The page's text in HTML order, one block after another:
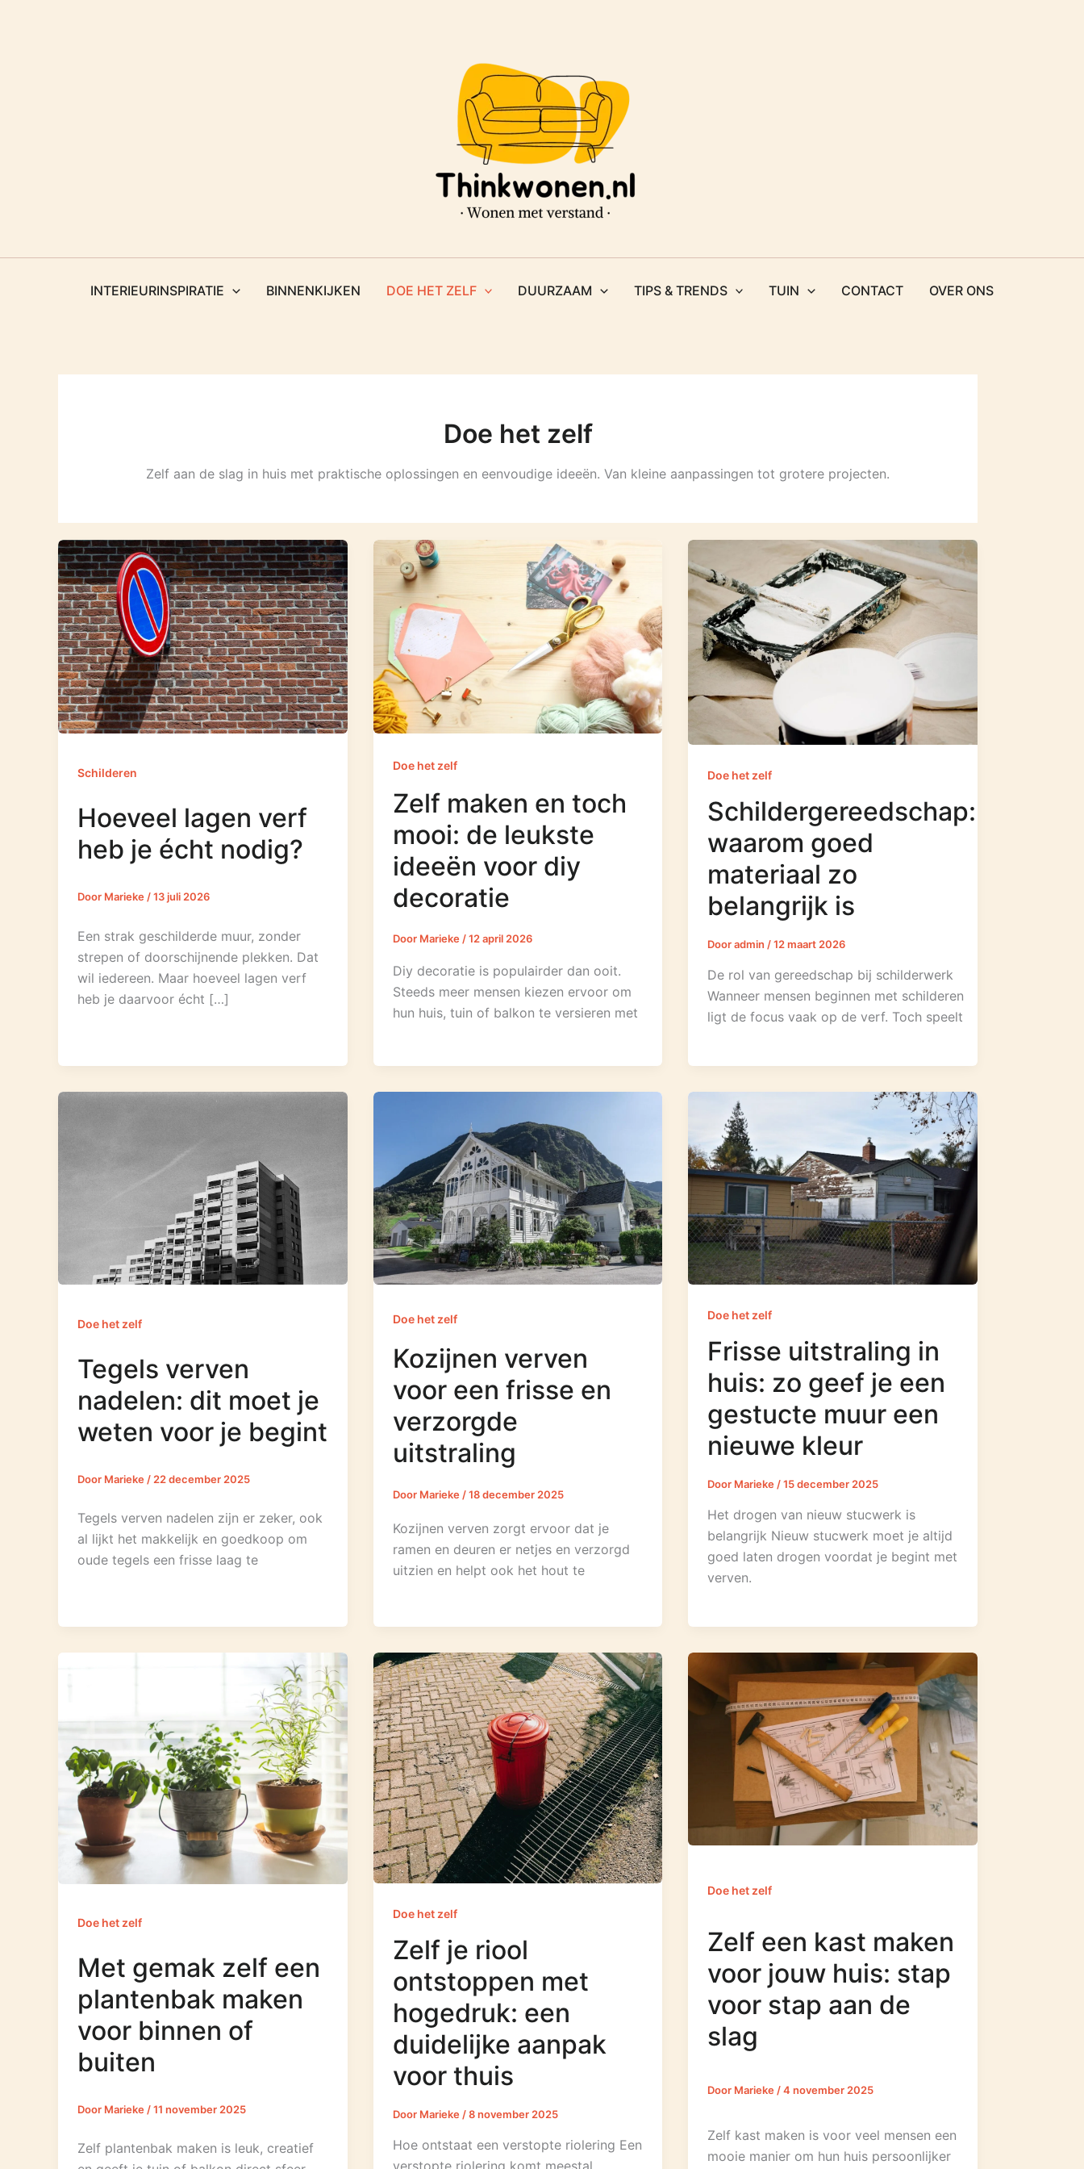
INTERIEURINSPIRATIE BINNENKIJKEN DOE HET ZELF DUURZAAM TIPS & TRENDS TUIN CONTACT OVER ONS
Doe het zelf
Zelf aan de slag in huis met praktische oplossingen en eenvoudige ideeën. Van kleine aanpassingen tot grotere projecten.
Schilderen
Hoeveel lagen verf
heb je écht nodig?
Door Marieke /13 juli 2026
Een strak geschilderde muur, zonder
strepen of doorschijnende plekken. Dat
wil iedereen. Maar hoeveel lagen verf
heb je daarvoor écht […]
Doe het zelf
Zelf maken en toch
mooi: de leukste
ideeën voor diy
decoratie
Door Marieke /12 april 2026
Diy decoratie is populairder dan ooit.
Steeds meer mensen kiezen ervoor om
hun huis, tuin of balkon te versieren met
Doe het zelf
Schildergereedschap:
waarom goed
materiaal zo
belangrijk is
Dooradmin/12 maart 2026
De rol van gereedschap bij schilderwerk
Wanneer mensen beginnen met schilderen
ligt de focus vaak op de verf. Toch speelt
Doe het zelf
Tegels verven
nadelen: dit moet je
weten voor je begint
Door Marieke / 22 december 2025
Tegels verven nadelen zijn er zeker, ook
al lijkt het makkelijk en goedkoop om
oude tegels een frisse laag te
Doe het zelf
Kozijnen verven
voor een frisse en
verzorgde
uitstraling
Door Marieke/18 december 2025
Kozijnen verven zorgt ervoor dat je
ramen en deuren er netjes en verzorgd
uitzien en helpt ook het hout te
Doe het zelf
Frisse uitstraling in
huis: zo geef je een
gestucte muur een
nieuwe kleur
Door Marieke/15 december 2025
Het drogen van nieuw stucwerk is
belangrijk Nieuw stucwerk moet je altijd
goed laten drogen voordat je begint met
verven.
Doe het zelf
Met gemak zelf een
plantenbak maken
voor binnen of
buiten
Door Marieke /11 november 2025
Zelf plantenbak maken is leuk, creatief
Doe het zelf
Zelf je riool
ontstoppen met
hogedruk: een
duidelijke aanpak
voor thuis
Door Marieke /8 november 2025
Hoe ontstaat een verstopte riolering Een
verstopte riolering komt meestal
Doe het zelf
Zelf een kast maken
voor jouw huis: stap
voor stap aan de
slag
Door Marieke /4 november 2025
Zelf kast maken is voor veel mensen een
mooie manier om hun huis persoonlijker